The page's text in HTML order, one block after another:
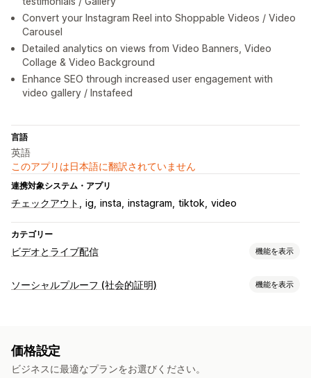
Convert your Instagram Reel into Shoppable Videos / Video
Carousel
Detailed analytics on views from Video Banners, Video
Collage & Video Background
Enhance SEO through increased user engagement with
video gallery / Instafeed
言語
英語
このアプリは日本語に翻訳されていません
連携対象システム・アプリ
チェックアウト ig insta instagram tiktok video
カテゴリー
ビデオとライブ配信 機能を表示
動画管理
カスタマイズ
動画プレイヤー
埋め込み式動画 ポップアップ
ソーシャルプルーフ (社会的証明) 機能を表示
表示オプション
価格設定
ビジネスに最適なプランをお選びください。